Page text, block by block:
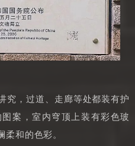
究，过道、走廊等处都装有护
案，室内穹顶上装有彩色玻
和的色彩。